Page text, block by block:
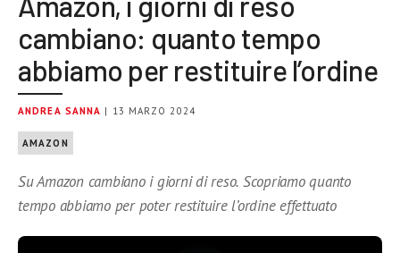
cambiano: quanto tempo
abbiamo per restituire l’ordine
ANDREA SANNA | 13 MARZO 2024
AMAZON
Su Amazon cambiano i giorni di reso. Scopriamo quanto
tempo abbiamo per poter restituire l’ordine effettuato